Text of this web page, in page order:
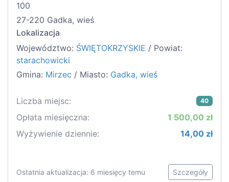
100
27-220 Gadka, wieś
Lokalizacja
Województwo: ŚWIĘTOKRZYSKIE / Powiat:
starachowicki
Gmina: Mirzec / Miasto: Gadka, wieś
Liczba miejsc: 40
Opłata miesięczna:
1 500,00 zł
Wyżywienie dziennie:
14,00 zł
Ostatnia aktualizacja: 6 miesięcy temu Szczegóły